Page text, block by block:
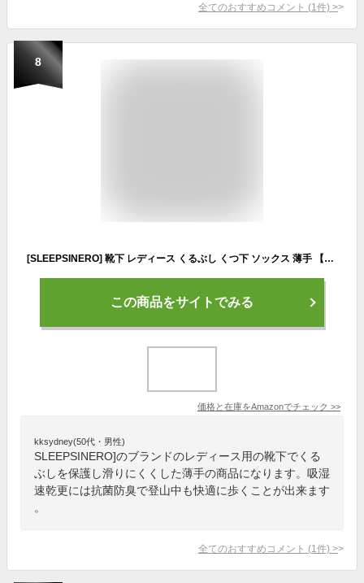
全てのおすすめコメント (1 件) >
8
[SLEEPSINERO] 靴下 レディース くるぶし くつ下 ソックス 薄手 【吸湿速乾・抗菌防臭・脱げにくい】 綿 コットン 滑り止め 落下防止 蒸れない 脱げない靴下 22-25cm 10足セット 四季用 (10足セット１)
この商品をサイトでみる
価格と在庫をAmazonでチェック >>
kksydney(50代・男性)
SLEEPSINERO]のブランドのレディース用の靴下でくる
ぶしを保護し滑りにくくした薄手の商品になります。吸湿
速乾更には抗菌防臭で登山中も快適に歩くことが出来ます
。
全てのおすすめコメント (1 件) >